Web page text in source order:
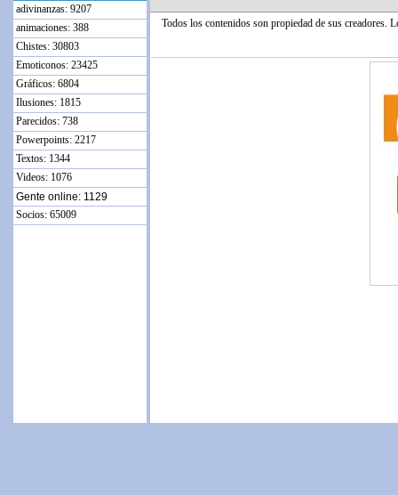
adivinanzas: 9207
animaciones: 388
Chistes: 30803
Emoticonos: 23425
Gráficos: 6804
Ilusiones: 1815
Parecidos: 738
Powerpoints: 2217
Textos: 1344
Videos: 1076
Gente online: 1129
Socios: 65009
Todos los contenidos son propiedad de sus creadores.